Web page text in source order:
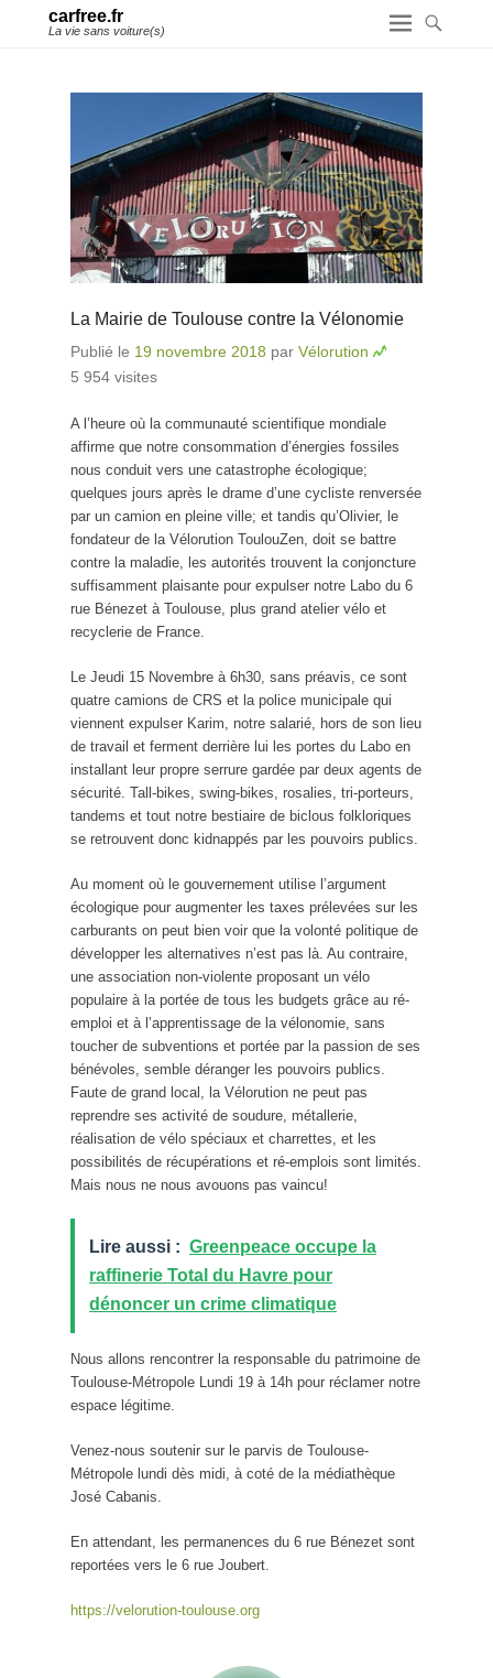
carfree.fr
La vie sans voiture(s)
La Mairie de Toulouse contre la Vélonomie
Publié le 19 novembre 2018 par Vélorution
5 954 visites
A l’heure où la communauté scientifique mondiale
affirme que notre consommation d’énergies fossiles
nous conduit vers une catastrophe écologique;
quelques jours après le drame d’une cycliste renversée
par un camion en pleine ville; et tandis qu’Olivier, le
fondateur de la Vélorution ToulouZen, doit se battre
contre la maladie, les autorités trouvent la conjoncture
suffisamment plaisante pour expulser notre Labo du 6
rue Bénezet à Toulouse, plus grand atelier vélo et
recyclerie de France.
Le Jeudi 15 Novembre à 6h30, sans préavis, ce sont
quatre camions de CRS et la police municipale qui
viennent expulser Karim, notre salarié, hors de son lieu
de travail et ferment derrière lui les portes du Labo en
installant leur propre serrure gardée par deux agents de
sécurité. Tall-bikes, swing-bikes, rosalies, tri-porteurs,
tandems et tout notre bestiaire de biclous folkloriques
se retrouvent donc kidnappés par les pouvoirs publics.
Au moment où le gouvernement utilise l’argument
écologique pour augmenter les taxes prélevées sur les
carburants on peut bien voir que la volonté politique de
développer les alternatives n’est pas là. Au contraire,
une association non-violente proposant un vélo
populaire à la portée de tous les budgets grâce au ré-
emploi et à l’apprentissage de la vélonomie, sans
toucher de subventions et portée par la passion de ses
bénévoles, semble déranger les pouvoirs publics.
Faute de grand local, la Vélorution ne peut pas
reprendre ses activité de soudure, métallerie,
réalisation de vélo spéciaux et charrettes, et les
possibilités de récupérations et ré-emplois sont limités.
Mais nous ne nous avouons pas vaincu!
Lire aussi : Greenpeace occupe la
raffinerie Total du Havre pour
dénoncer un crime climatique
Nous allons rencontrer la responsable du patrimoine de
Toulouse-Métropole Lundi 19 à 14h pour réclamer notre
espace légitime.
Venez-nous soutenir sur le parvis de Toulouse-
Métropole lundi dès midi, à coté de la médiathèque
José Cabanis.
En attendant, les permanences du 6 rue Bénezet sont
reportées vers le 6 rue Joubert.
https://velorution-toulouse.org